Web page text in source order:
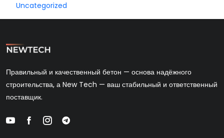
Uncategorized
Правильный и качественный бетон — основа надёжного
строительства, а New Tech — ваш стабильный и ответственный
поставщик.